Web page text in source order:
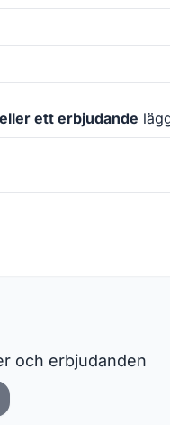
ett erbjudande
och erbjudanden